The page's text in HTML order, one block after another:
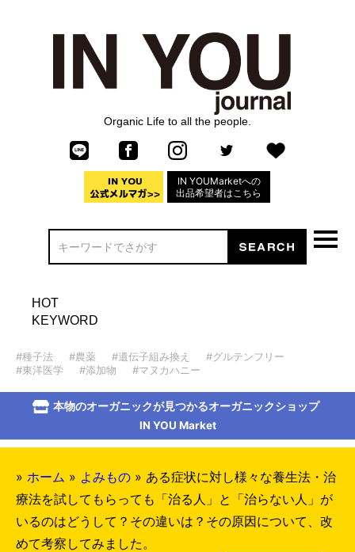
Organic Life to all the people.
IN YOUMarketへの
出品希望者はこちら
HOT
KEYWORD
#種子法 #農薬 #遺伝子組み換え
#グルテンフリー
#東洋医学
#添加物 #マヌカハニー
本物のオーガニックが見つかるオーガニックショップ
IN YOU Market
» ホーム » よみもの » ある症状に対し様々な養生法・治
療法を試してもらっても「治る人」と「治らない人」が
いるのはどうして？その違いは？その原因について、改
めて考察してみました。